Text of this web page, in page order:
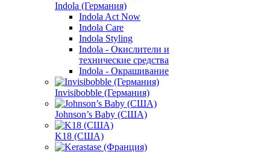
Indola (Германия)
Indola Act Now
Indola Care
Indola Styling
Indola - Окислители и
технические средства
Indola - Окрашивание
Invisibobble (Германия)
Johnson’s Baby (США)
K18 (США)